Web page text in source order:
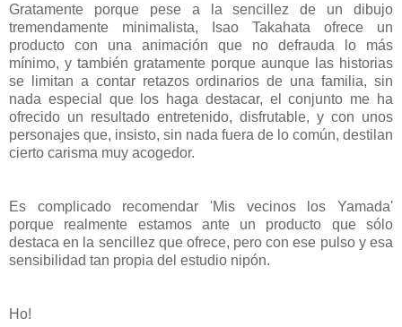
Gratamente porque pese a la sencillez de un dibujo
tremendamente minimalista, Isao Takahata ofrece un
producto con una animación que no defrauda lo más
mínimo, y también gratamente porque aunque las historias
se limitan a contar retazos ordinarios de una familia, sin
nada especial que los haga destacar, el conjunto me ha
ofrecido un resultado entretenido, disfrutable, y con unos
personajes que, insisto, sin nada fuera de lo común, destilan
cierto carisma muy acogedor.
Es complicado recomendar 'Mis vecinos los Yamada'
porque realmente estamos ante un producto que sólo
destaca en la sencillez que ofrece, pero con ese pulso y esa
sensibilidad tan propia del estudio nipón.
Ho!